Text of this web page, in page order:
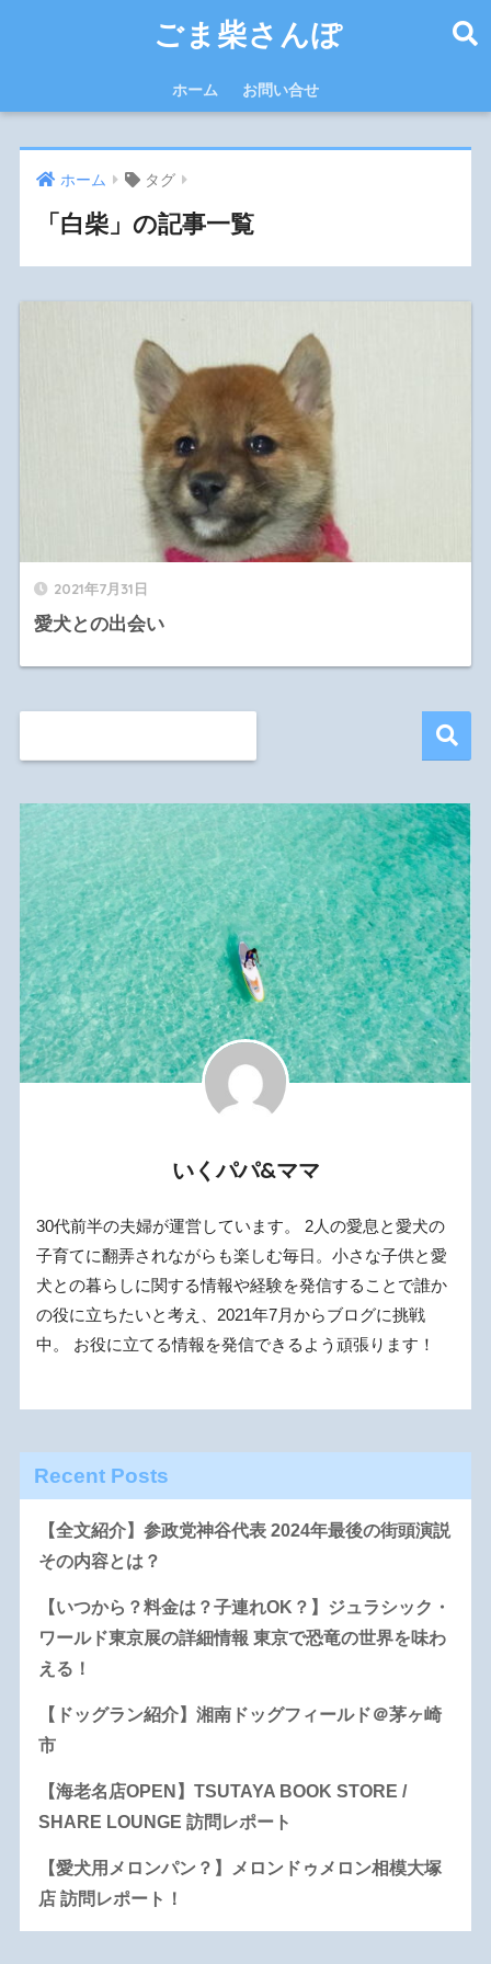
ごま柴さんぽ
ホーム お問い合せ
ホーム タグ
「白柴」の記事一覧
2021年7月31日
愛犬との出会い
いくパパ&ママ
30代前半の夫婦が運営しています。 2人の愛息と愛犬の
子育てに翻弄されながらも楽しむ毎日。小さな子供と愛
犬との暮らしに関する情報や経験を発信することで誰か
の役に立ちたいと考え、2021年7月からブログに挑戦
中。 お役に立てる情報を発信できるよう頑張ります！
Recent Posts
【全文紹介】参政党神谷代表 2024年最後の街頭演説
その内容とは？
【いつから？料金は？子連れOK？】ジュラシック・
ワールド東京展の詳細情報 東京で恐竜の世界を味わ
える！
【ドッグラン紹介】湘南ドッグフィールド＠茅ヶ崎
市
【海老名店OPEN】TSUTAYA BOOK STORE /
SHARE LOUNGE 訪問レポート
【愛犬用メロンパン？】メロンドゥメロン相模大塚
店 訪問レポート！